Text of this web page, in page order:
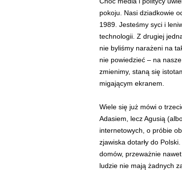
pokoju. Nasi dziadkowie
1989. Jesteśmy syci i
technologii. Z drugiej
nie byliśmy narażeni na
nie powiedzieć – na
zmienimy, staną się
migającym ekranem.
Wiele się już mówi o
Adasiem, lecz Agusią
internetowych, o próbie
zjawiska dotarły do
domów, przeważnie
ludzie nie mają żadnych